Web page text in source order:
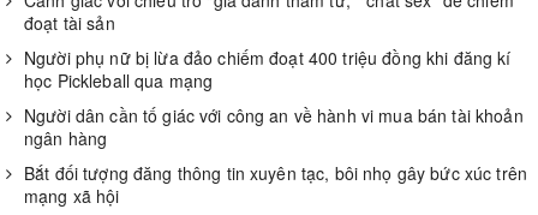
đoạt tài sản
Người phụ nữ bị lừa đảo chiếm đoạt 400 triệu đồng khi đăng kí
học Pickleball qua mạng
Người dân cần tố giác với công an về hành vi mua bán tài khoản
ngân hàng
Bắt đối tượng đăng thông tin xuyên tạc, bôi nhọ gây bức xúc trên
mạng xã hội